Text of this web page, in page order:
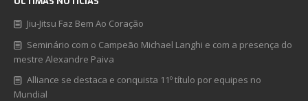
Jiu-Jitsu Faz Bem Ao Coração
Seminário com o Campeão Michael Langhi e com a presença do
mestre Alexandre Paiva
Alliance se destaca e conquista 11º título por equipes no
Mundial